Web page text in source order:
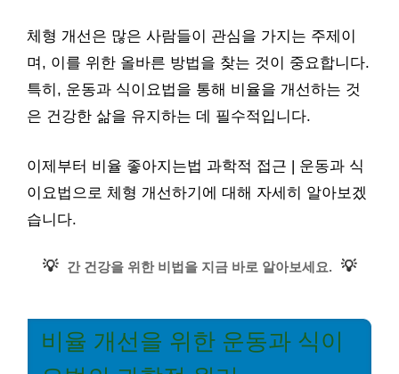
체형 개선은 많은 사람들이 관심을 가지는 주제이
며, 이를 위한 올바른 방법을 찾는 것이 중요합니다.
특히, 운동과 식이요법을 통해 비율을 개선하는 것
은 건강한 삶을 유지하는 데 필수적입니다.
이제부터 비율 좋아지는법 과학적 접근 | 운동과 식
이요법으로 체형 개선하기에 대해 자세히 알아보겠
습니다.
💡 간 건강을 위한 비법을 지금 바로 알아보세요. 💡
비율 개선을 위한 운동과 식이